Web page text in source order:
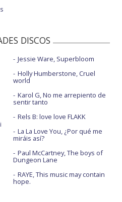
DISCOS
Jessie Ware, Superbloom
Holly Humberstone, Cruel
world
Karol G, No me arrepiento de
sentir tanto
Rels B: love love FLAKK
La La Love You, ¿Por qué me
miráis así?
Paul McCartney, The boys of
Dungeon Lane
RAYE, This music may contain
hope.